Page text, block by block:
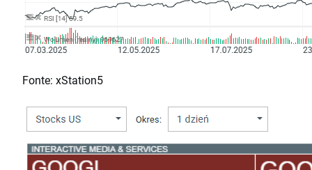
Fonte: xStation5